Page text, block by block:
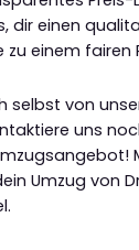
dir einen
zu einem fairen
selbst von
uns
Umzug von